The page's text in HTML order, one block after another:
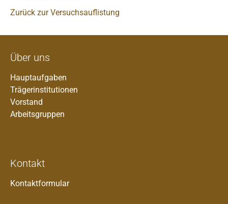
Zurück zur Versuchsauflistung
Über uns
Hauptaufgaben
Trägerinstitutionen
Vorstand
Arbeitsgruppen
Kontakt
Kontaktformular